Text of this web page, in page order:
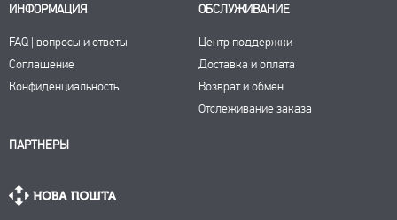
ИНФОРМАЦИЯ
FAQ | вопросы и ответы
Соглашение
Конфиденциальность
ОБСЛУЖИВАНИЕ
Центр поддержки
Доставка и оплата
Возврат и обмен
Отслеживание заказа
ПАРТНЕРЫ